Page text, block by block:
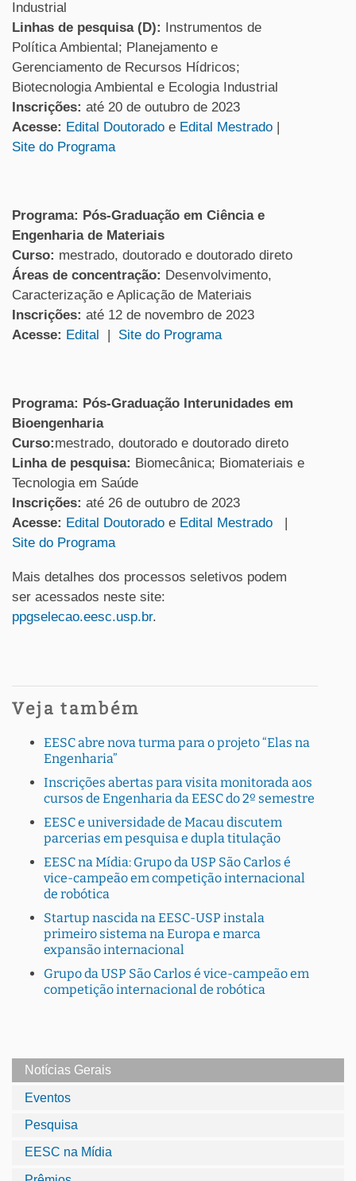
Industrial
Linhas de pesquisa (D): Instrumentos de
Política Ambiental; Planejamento e
Gerenciamento de Recursos Hídricos;
Biotecnologia Ambiental e Ecologia Industrial
Inscrições: até 20 de outubro de 2023
Acesse: Edital Doutorado e Edital Mestrado |
Site do Programa
Programa: Pós-Graduação em Ciência e
Engenharia de Materiais
Curso: mestrado, doutorado e doutorado direto
Áreas de concentração: Desenvolvimento,
Caracterização e Aplicação de Materiais
Inscrições: até 12 de novembro de 2023
Acesse: Edital | Site do Programa
Programa: Pós-Graduação Interunidades em
Bioengenharia
Curso:mestrado, doutorado e doutorado direto
Linha de pesquisa: Biomecânica; Biomateriais e
Tecnologia em Saúde
Inscrições: até 26 de outubro de 2023
Acesse: Edital Doutorado e Edital Mestrado |
Site do Programa
Mais detalhes dos processos seletivos podem
ser acessados neste site:
ppgselecao.eesc.usp.br.
Veja também
EESC abre nova turma para o projeto “Elas na
Engenharia”
Inscrições abertas para visita monitorada aos
cursos de Engenharia da EESC do 2º semestre
EESC e universidade de Macau discutem
parcerias em pesquisa e dupla titulação
EESC na Mídia: Grupo da USP São Carlos é
vice-campeão em competição internacional
de robótica
Startup nascida na EESC-USP instala
primeiro sistema na Europa e marca
expansão internacional
Grupo da USP São Carlos é vice-campeão em
competição internacional de robótica
Notícias Gerais
Eventos
Pesquisa
EESC na Mídia